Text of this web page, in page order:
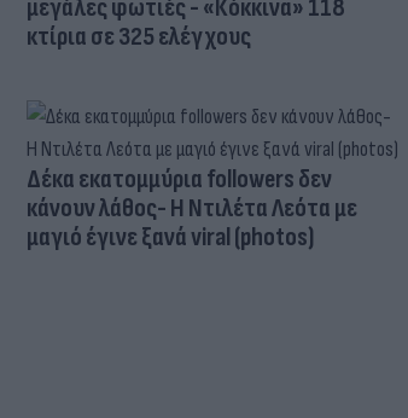
μεγάλες φωτιές - «Κόκκινα» 118
κτίρια σε 325 ελέγχους
Δέκα εκατομμύρια followers δεν
κάνουν λάθος- Η Ντιλέτα Λεότα με
μαγιό έγινε ξανά viral (photos)